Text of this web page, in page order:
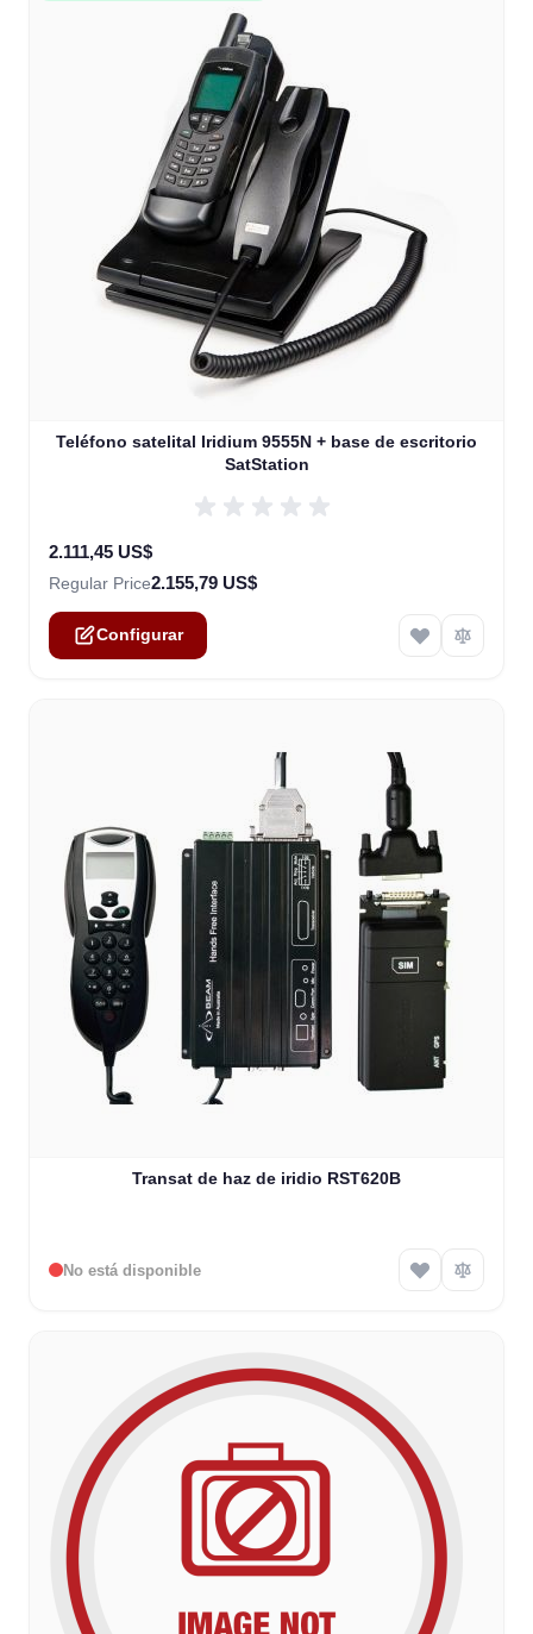
Teléfono satelital Iridium 9555N + base de escritorio
SatStation
The price depends on the options chosen on the product
2.111,45 US$
Regular Price2.155,79 US$
Configurar
Transat de haz de iridio RST620B
No está disponible